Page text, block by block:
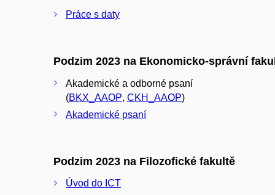
Práce s daty
Podzim 2023 na Ekonomicko-správní
Akademické a odborné psaní
(BKX_AAOP, CKH_AAOP)
Akademické psaní
Podzim 2023 na Filozofické fakultě
Úvod do ICT